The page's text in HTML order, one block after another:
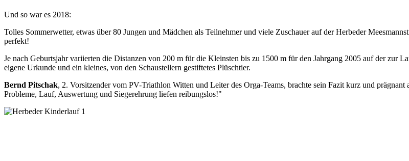
Und so war es 2018:
Tolles Sommerwetter, etwas über 80 Jungen und Mädchen als Teilnehmer und viele Zuschauer auf der Herbeder
perfekt!
Je nach Geburtsjahr variierten die Distanzen von 200 m für die Kleinsten bis zu 1500 m für den Jahrgang 2005 auf der zur
eigene Urkunde und ein kleines, von den Schaustellern gestiftetes Plüschtier.
Bernd Pitschak, 2. Vorsitzender vom PV-Triathlon Witten und Leiter des Orga-Teams, brachte sein Fazit kurz und
Probleme, Lauf, Auswertung und Siegerehrung liefen reibungslos!"